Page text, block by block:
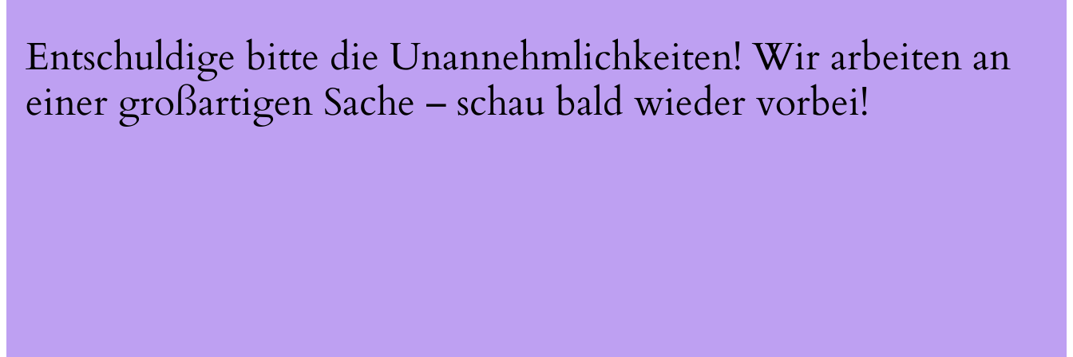
Entschuldige bitte die Unannehmlichkeiten! Wir arbeiten an
einer großartigen Sache – schau bald wieder vorbei!